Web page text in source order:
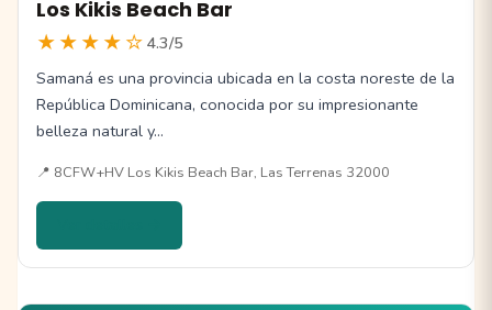
Los Kikis Beach Bar
★★★★☆ 4.3/5
Samaná es una provincia ubicada en la costa noreste de la
República Dominicana, conocida por su impresionante
belleza natural y…
📍 8CFW+HV Los Kikis Beach Bar, Las Terrenas 32000